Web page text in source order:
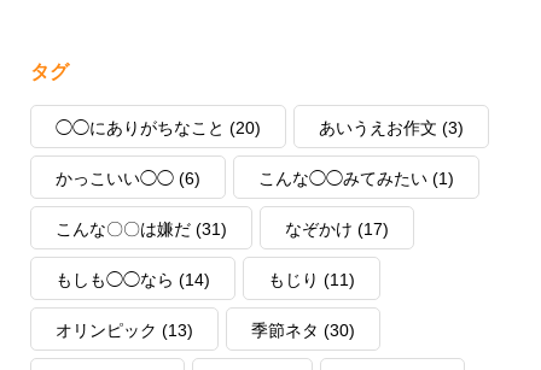
タグ
◯◯にありがちなこと (20) あいうえお作文 (3)
かっこいい◯◯(6) こんな◯◯みてみたい(1)
こんな〇〇は嫌だ(31) なぞかけ (17)
もしも◯◯なら (14) もじり (11)
オリンピック (13) 季節ネタ (30)